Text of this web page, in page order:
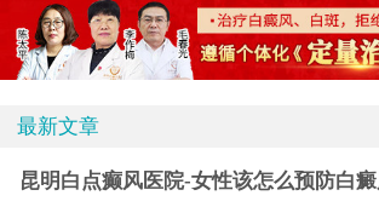
最新文章
昆明白点癫风医院-女性该怎么预防白